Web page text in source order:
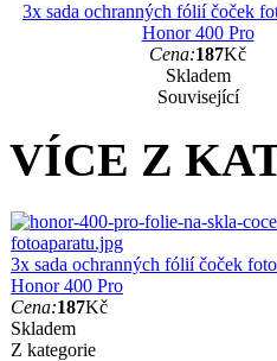
3x sada ochranných fólií čoček
Honor 400 Pro
Cena:187Kč
Skladem
Související
VÍCE Z
3x sada ochranných fólií čoček
Honor 400 Pro
Cena:187Kč
Skladem
Z kategorie